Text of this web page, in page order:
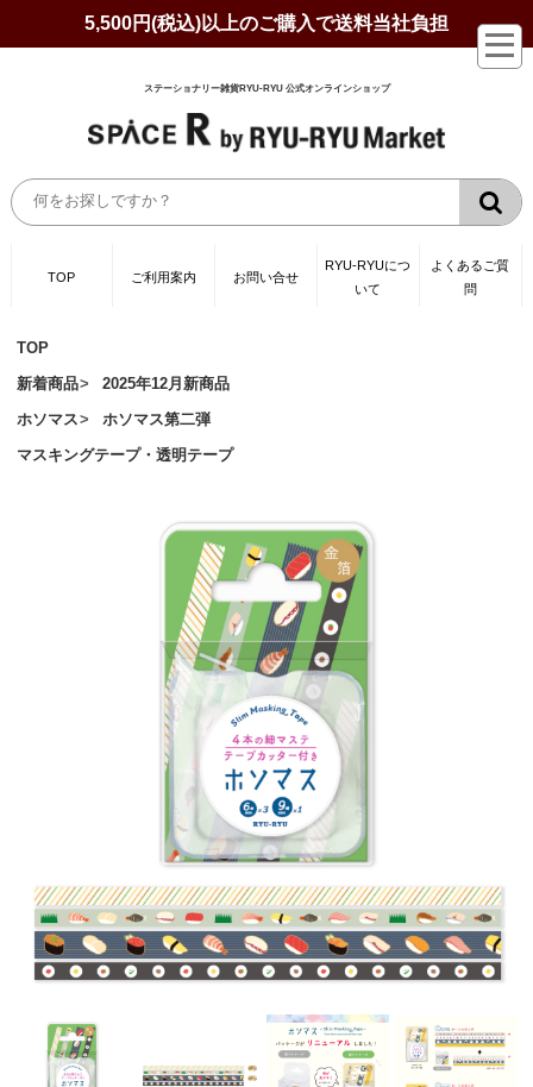
5,500円(税込)以上のご購入で送料当社負担
ステーショナリー雑貨RYU-RYU 公式オンラインショップ
TOP ご利用案内 お問い合せ
RYU-RYUにつ
いて
よくあるご質
問
TOP
新着商品
2025年12月新商品
ホソマス
ホソマス第二弾
マスキングテープ・透明テープ